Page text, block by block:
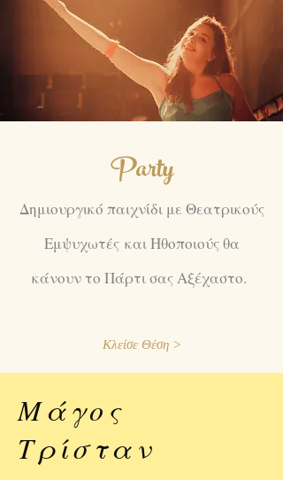
Party
Δημιουργικό παιχνίδι με Θεατρικούς
Εμψυχωτές και Ηθοποιούς θα
κάνουν το Πάρτι σας Αξέχαστο.
Κλείσε Θέση >
​Μάγος
Τρίσταν